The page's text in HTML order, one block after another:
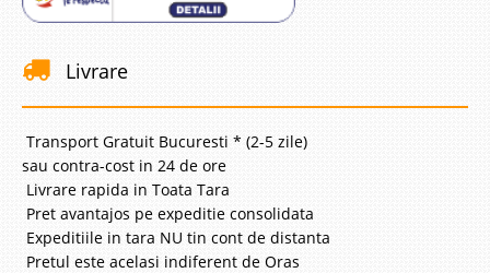
Livrare
Transport Gratuit Bucuresti * (2-5 zile)
sau contra-cost in 24 de ore
Livrare rapida in Toata Tara
Pret avantajos pe expeditie consolidata
Expeditiile in tara NU tin cont de distanta
Pretul este acelasi indiferent de Oras